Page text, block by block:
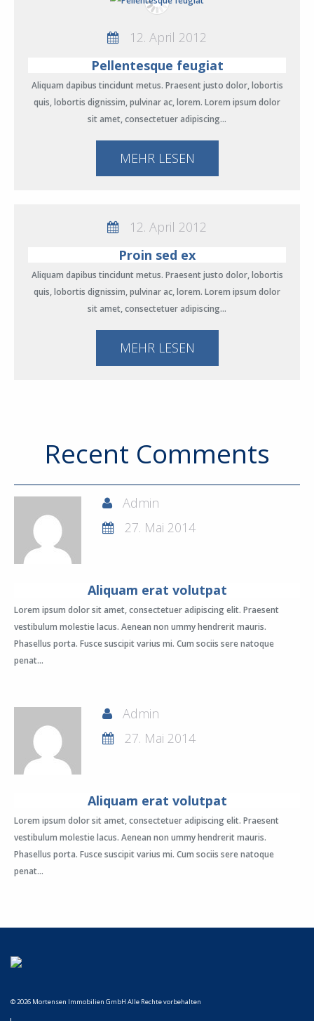
12. April 2012
Pellentesque feugiat
Aliquam dapibus tincidunt metus. Praesent justo dolor, lobortis
quis, lobortis dignissim, pulvinar ac, lorem. Lorem ipsum dolor
sit amet, consectetuer adipiscing…
MEHR LESEN
12. April 2012
Proin sed ex
Aliquam dapibus tincidunt metus. Praesent justo dolor, lobortis
quis, lobortis dignissim, pulvinar ac, lorem. Lorem ipsum dolor
sit amet, consectetuer adipiscing…
MEHR LESEN
Recent Comments
Admin
27. Mai 2014
Aliquam erat volutpat
Lorem ipsum dolor sit amet, consectetuer adipiscing elit. Praesent
vestibulum molestie lacus. Aenean non ummy hendrerit mauris.
Phasellus porta. Fusce suscipit varius mi. Cum sociis sere natoque
penat...
Admin
27. Mai 2014
Aliquam erat volutpat
Lorem ipsum dolor sit amet, consectetuer adipiscing elit. Praesent
vestibulum molestie lacus. Aenean non ummy hendrerit mauris.
Phasellus porta. Fusce suscipit varius mi. Cum sociis sere natoque
penat...
© 2026 Mortensen Immobilien GmbH Alle Rechte vorbehalten